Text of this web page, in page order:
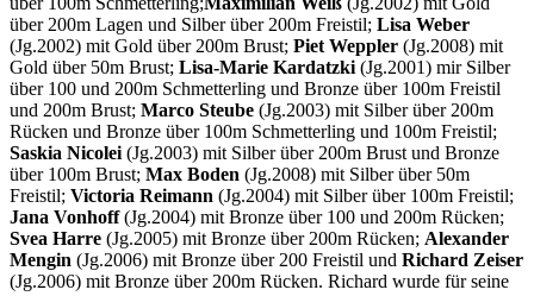
über 200m Lagen und Silber über 200m Freistil; Lisa Weber
(Jg.2002) mit Gold über 200m Brust; Piet Weppler (Jg.2008) mit
Gold über 50m Brust; Lisa-Marie Kardatzki (Jg.2001) mir Silber
über 100 und 200m Schmetterling und Bronze über 100m Freistil
und 200m Brust; Marco Steube (Jg.2003) mit Silber über 200m
Rücken und Bronze über 100m Schmetterling und 100m Freistil;
Saskia Nicolei (Jg.2003) mit Silber über 200m Brust und Bronze
über 100m Brust; Max Boden (Jg.2008) mit Silber über 50m
Freistil; Victoria Reimann (Jg.2004) mit Silber über 100m Freistil;
Jana Vonhoff(Jg.2004) mit Bronze über 100 und 200m Rücken;
Svea Harre (Jg.2005) mit Bronze über 200m Rücken; Alexander
Mengin (Jg.2006) mit Bronze über 200 Freistil und Richard Zeiser
(Jg.2006) mit Bronze über 200m Rücken. Richard wurde für seine